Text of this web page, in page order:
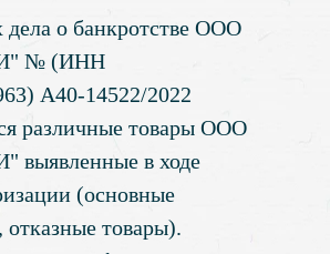
дела о банкротстве ООО
№ (ИНН
А40-14522/2022
различные товары ООО
в ходе
(основные
отказные товары).